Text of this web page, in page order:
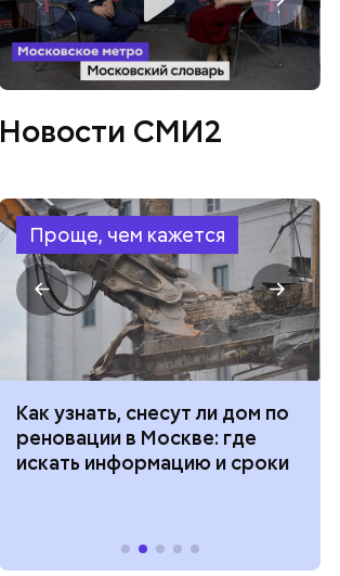
Новости СМИ2
Проще, чем кажется
Как узнать, снесут ли дом по
реновации в Москве: где
искать информацию и сроки